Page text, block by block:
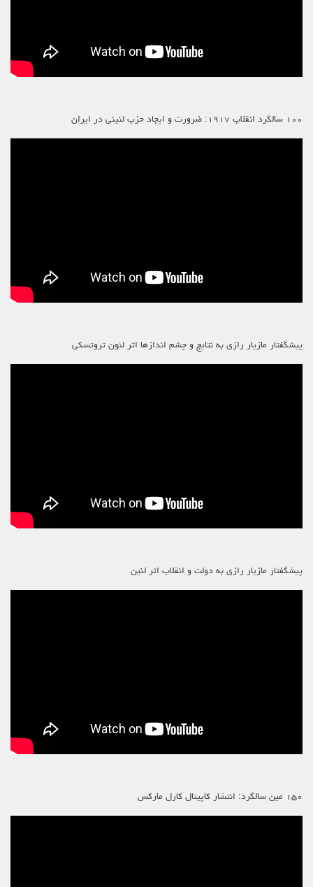
۱۰۰ سالگرد انقلاب ۱۹۱۷: ضرورت و ایجاد حزب لنینی در ایران
پیشگفتار مازیار رازی به نتایج و چشم اندازها اثر لئون تروتسکی
پیشگفتار مازیار رازی به دولت و انقلاب اثر لنین
۱۵۰ مین سالگرد: انتشار کاپیتال کارل مارکس